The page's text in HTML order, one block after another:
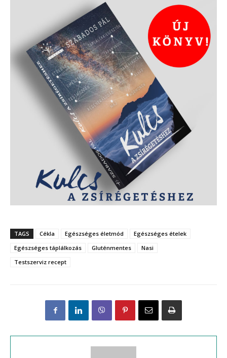
TAGS Cékla Egészséges életmód
Egészséges ételek
Egészséges táplálkozás
Gluténmentes
Nasi
Testszerviz recept